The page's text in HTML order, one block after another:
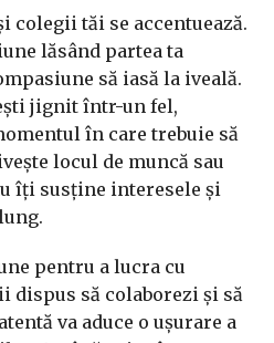
colegii tăi se accentuează.
lăsând partea ta
să iasă la iveală.
jignit într-un fel,
în care trebuie să
locul de muncă sau
îți susține interesele și
pentru a lucra cu
dispus să colaborezi și să
va aduce o ușurare a